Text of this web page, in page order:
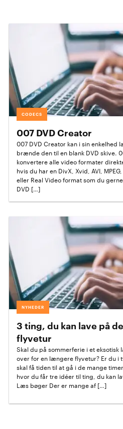
CODECS
007 DVD Creator
007 DVD Creator kan i sin enkelhed
brænde den til en blank DVD skive.
konvertere alle video formater
hvis du har en DivX, Xvid, AVI,
eller Real Video format som du
DVD […]
NYHEDER
3 ting, du kan lave på
flyvetur
Skal du på sommerferie i et eksotisk
over for en længere flyvetur? Er du i
skal få tiden til at gå i de mange
hvor du får tre idéer til ting, du kan
Læs bøger Der er mange af […]